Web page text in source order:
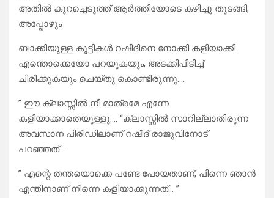
അതിൽ കുറച്ചെടുത്ത് ആർത്തിയോടെ കഴിച്ചു തുടങ്ങി,
അപ്പോഴും
ബാക്കിയുള്ള കുട്ടികൾ റഷീദിനെ നോക്കി കളിയാക്കി
എന്തൊക്കെയോ പറയുകയും, അടക്കിപിടിച്ച്
ചിരിക്കുകയും ചെയ്തു കൊണ്ടിരുന്നു….
” ഈ ക്ലാസ്സിൽ നീ മാത്രമേ എന്നേ
കളിയാക്കാതെയുള്ളു…. “ക്ലാസ്സിൽ സാറില്ലാതിരുന്ന
അവസാന പിരിഡിലാണ് റഷീദ് രാജുവിനോട്
പറഞ്ഞത്…
” എന്റെ തന്തയൊക്കെ പണ്ടേ പോയതാണ്, പിന്നെ ഞാൻ
എന്തിനാണ് നിന്നെ കളിയാക്കുന്നത്… ”